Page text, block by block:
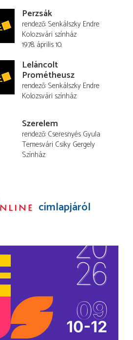
Perzsák
rendező Senkálszky Endre
Kolozsvári színház
1978. április 10.
Leláncolt
Prométheusz
rendező Senkálszky Endre
Kolozsvári színház
Szerelem
rendező Cseresnyés Gyula
Temesvári Csiky Gergely
Színház
címlapjáról